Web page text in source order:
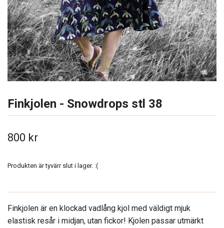
Finkjolen - Snowdrops stl 38
800 kr
Produkten är tyvärr slut i lager. :(
Finkjolen är en klockad vadlång kjol med väldigt mjuk
elastisk resår i midjan, utan fickor! Kjolen passar utmärkt